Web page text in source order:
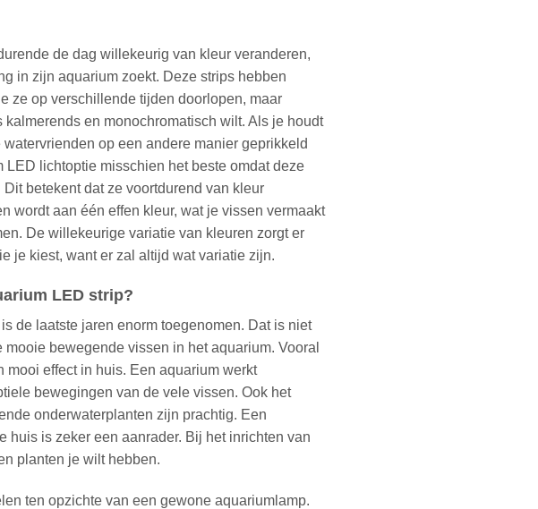
de dag willekeurig van kleur veranderen,
in zijn aquarium zoekt. Deze strips hebben
ze op verschillende tijden doorlopen, maar
en monochromatisch wilt. Als je houdt
op een andere manier geprikkeld
lichtoptie misschien het beste omdat deze
betekent dat ze voortdurend van kleur
wordt aan één effen kleur, wat je vissen vermaakt
De willekeurige variatie van kleuren zorgt er
je kiest, want er zal altijd wat variatie zijn.
LED strip?
de laatste jaren enorm toegenomen. Dat is niet
bewegende vissen in het aquarium. Vooral
mooi effect in huis. Een aquarium werkt
bewegingen van de vele vissen. Ook het
onderwaterplanten zijn prachtig. Een
huis is zeker een aanrader. Bij het inrichten van
planten je wilt hebben.
ten opzichte van een gewone aquariumlamp.